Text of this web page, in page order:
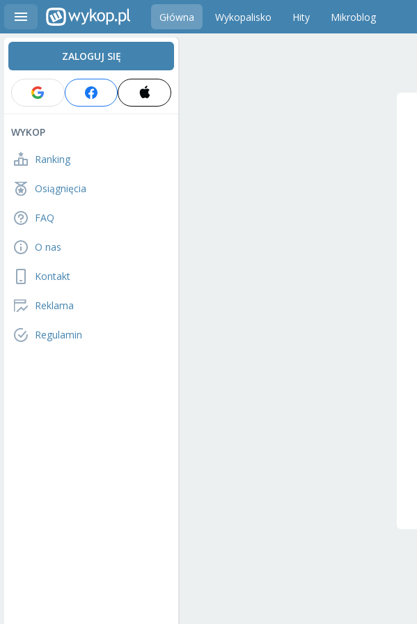
Główna Wykopalisko Hity Mikroblog
ZALOGUJ SIĘ
WYKOP
Ranking
Osiągnięcia
FAQ
O nas
Kontakt
Reklama
Regulamin